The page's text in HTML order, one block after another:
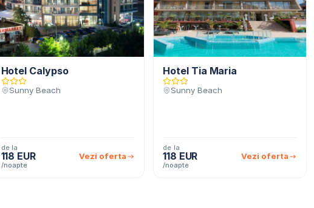
Hotel Calypso
Sunny Beach
de la
118 EUR
/noapte
Vezi oferta
Hotel Tia Maria
Sunny Beach
de la
118 EUR
/noapte
Vezi oferta